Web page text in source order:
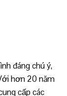
đáng chú ý,
hơn 20 năm
cấp các